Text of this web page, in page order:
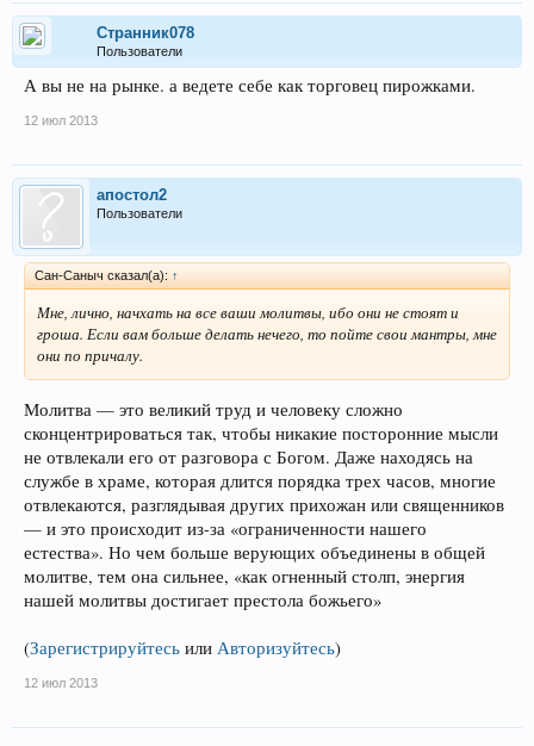
Странник078
Пользователи
А вы не на рынке. а ведете себе как торговец пирожками.
12 июл 2013
апостол2
Пользователи
Сан-Саныч сказал(а): ↑
Мне, лично, начхать на все ваши молитвы, ибо они не стоят и
гроша. Если вам больше делать нечего, то пойте свои мантры, мне
они по причалу.
Молитва — это великий труд и человеку сложно
сконцентрироваться так, чтобы никакие посторонние мысли
не отвлекали его от разговора с Богом. Даже находясь на
службе в храме, которая длится порядка трех часов, многие
отвлекаются, разглядывая других прихожан или священников
— и это происходит из-за «ограниченности нашего
естества». Но чем больше верующих объединены в общей
молитве, тем она сильнее, «как огненный столп, энергия
нашей молитвы достигает престола божьего»
(Зарегистрируйтесь или Авторизуйтесь)
12 июл 2013